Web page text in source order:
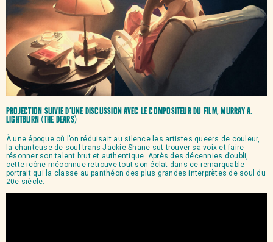
Projection suivie d’une discussion avec le compositeur du film, Murray A.
Lightburn (The Dears)
À une époque où l’on réduisait au silence les artistes queers de couleur,
la chanteuse de soul trans Jackie Shane sut trouver sa voix et faire
résonner son talent brut et authentique. Après des décennies d’oubli,
cette icône méconnue retrouve tout son éclat dans ce remarquable
portrait qui la classe au panthéon des plus grandes interprètes de soul du
20e siècle.